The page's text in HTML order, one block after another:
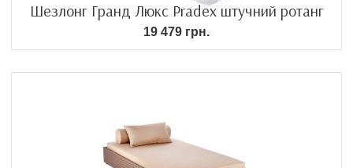
Шезлонг Гранд Люкс Pradex штучний ротанг
19 479 грн.